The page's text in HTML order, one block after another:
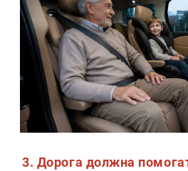
3. Дорога должна